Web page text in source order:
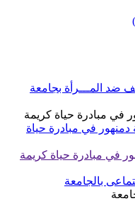
ضد المـــرأة بجامعة
في مبادرة حياة كريمة
في مبادرة حياة
في مبادرة حياة كريمة
بالجامعة